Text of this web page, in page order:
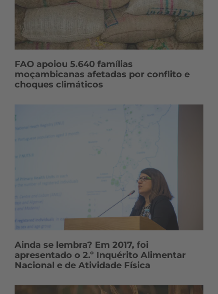
FAO apoiou 5.640 famílias
moçambicanas afetadas por conflito e
choques climáticos
Ainda se lembra? Em 2017, foi
apresentado o 2.º Inquérito Alimentar
Nacional e de Atividade Física